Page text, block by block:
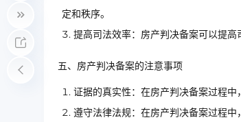
定和秩序。
提高司法效率：房产判决备案可以提高
五、房产判决备案的注意事项
证据的真实性：在房产判决备案过程中
遵守法律法规：在房产判决备案过程中